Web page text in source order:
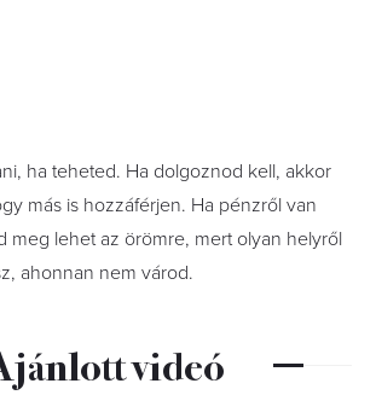
ha teheted. Ha dolgoznod kell, akkor
más is hozzáférjen. Ha pénzről van
meg lehet az örömre, mert olyan helyről
ahonnan nem várod.
videó